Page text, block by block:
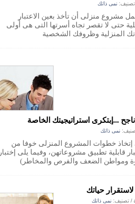
نمى ذاتك
مشروع منزلى أن تأخذ بعين الاعتبار
حتى لا تقصر تجاه أسرتها التى هى أولى
المنزلية وظروفك الشخصية
...إبتكرى استراتيجيتك الخاصة
نمى ذاتك
إتخاذ خطوات المشروع المنزلى خوفا من
قابلية تطبيق مشروعاتهن، وفيما يلى إختبار
ومواطن الضعف والفرص والمخاطر)
حياتك
/ تصنيف: نمى ذاتك